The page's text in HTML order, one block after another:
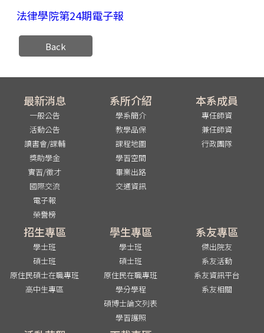
法律學院第24期電子報
Back
最新消息
一般公告
活動公告
讀書會/課輔
獎助學金
實習/徵才
國際交流
電子報
榮譽榜
系所介紹
學系簡介
教學品保
課程地圖
學習空間
畢業出路
交通資訊
本系成員
專任師資
兼任師資
行政團隊
招生專區
學士班
碩士班
原住民碩士在職專班
高中生專區
學生專區
學士班
碩士班
原住民在職專班
學分學程
碩博士論文列表
學習護照
系友專區
傑出院友
系友活動
系友資訊平台
系友相關